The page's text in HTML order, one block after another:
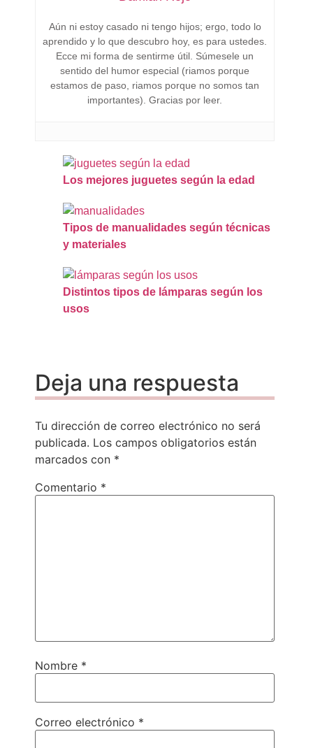
Aún ni estoy casado ni tengo hijos; ergo, todo lo
aprendido y lo que descubro hoy, es para ustedes.
Ecce mi forma de sentirme útil. Súmesele un
sentido del humor especial (riamos porque
estamos de paso, riamos porque no somos tan
importantes). Gracias por leer.
Los mejores juguetes según la edad
Tipos de manualidades según técnicas
y materiales
Distintos tipos de lámparas según los
usos
Deja una respuesta
Tu dirección de correo electrónico no será
publicada. Los campos obligatorios están
marcados con *
Comentario *
Nombre *
Correo electrónico *